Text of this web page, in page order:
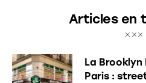
Articles en
La Brooklyn
Paris :